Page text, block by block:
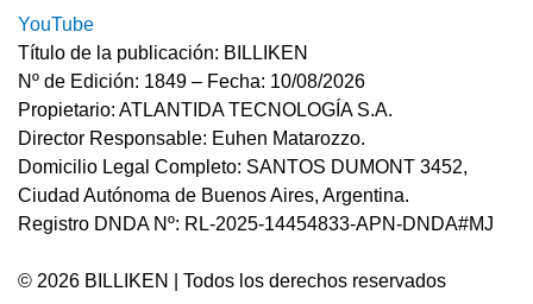
YouTube
Título de la publicación: BILLIKEN
Nº de Edición: 1849 – Fecha: 10/08/2026
Propietario: ATLANTIDA TECNOLOGÍA S.A.
Director Responsable: Euhen Matarozzo.
Domicilio Legal Completo: SANTOS DUMONT 3452,
Ciudad Autónoma de Buenos Aires, Argentina.
Registro DNDA Nº: RL-2025-14454833-APN-DNDA#MJ
© 2026 BILLIKEN | Todos los derechos reservados